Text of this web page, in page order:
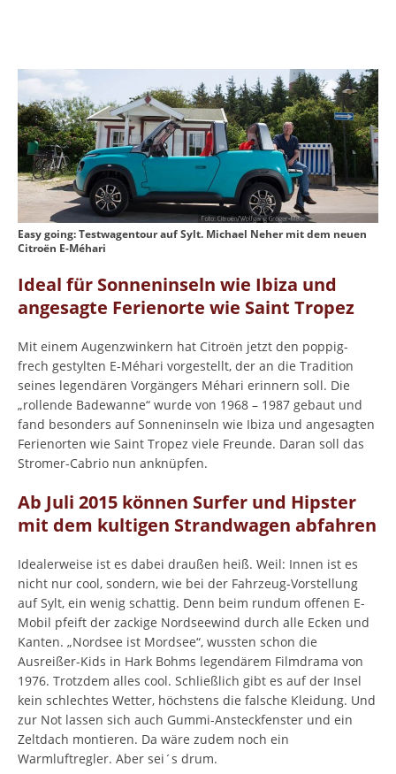
Easy going: Testwagentour auf Sylt. Michael Neher mit dem neuen
Citroën E-Méhari
Ideal für Sonneninseln wie Ibiza und
angesagte Ferienorte wie Saint Tropez
Mit einem Augenzwinkern hat Citroën jetzt den poppig-
frech gestylten E-Méhari vorgestellt, der an die Tradition
seines legendären Vorgängers Méhari erinnern soll. Die
„rollende Badewanne“ wurde von 1968 – 1987 gebaut und
fand besonders auf Sonneninseln wie Ibiza und angesagten
Ferienorten wie Saint Tropez viele Freunde. Daran soll das
Stromer-Cabrio nun anknüpfen.
Ab Juli 2015 können Surfer und Hipster
mit dem kultigen Strandwagen abfahren
Idealerweise ist es dabei draußen heiß. Weil: Innen ist es
nicht nur cool, sondern, wie bei der Fahrzeug-Vorstellung
auf Sylt, ein wenig schattig. Denn beim rundum offenen E-
Mobil pfeift der zackige Nordseewind durch alle Ecken und
Kanten. „Nordsee ist Mordsee“, wussten schon die
Ausreißer-Kids in Hark Bohms legendärem Filmdrama von
1976. Trotzdem alles cool. Schließlich gibt es auf der Insel
kein schlechtes Wetter, höchstens die falsche Kleidung. Und
zur Not lassen sich auch Gummi-Ansteckfenster und ein
Zeltdach montieren. Da wäre zudem noch ein
Warmluftregler. Aber sei´s drum.